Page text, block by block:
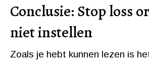
Conclusie: Stop loss
niet instellen
Zoals je hebt kunnen lezen is